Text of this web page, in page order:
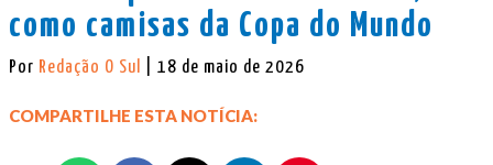
como camisas da Copa do Mundo
Por Redação O Sul | 18 de maio de 2026
COMPARTILHE ESTA NOTÍCIA: